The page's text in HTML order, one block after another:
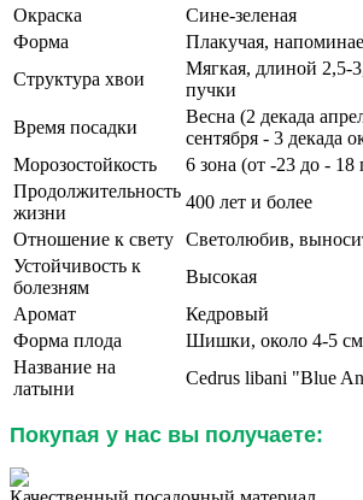
Окраска
Сине-зеленая
Форма
Плакучая,
Структура хвои
Мягкая, длиной 2,5-
пучки
Время посадки
Весна (2 декада
сентября - 3 декада
Морозостойкость
6 зона (от -23 до - 18
Продолжительность
жизни
400 лет и более
Отношение к свету Светолюбив,
Устойчивость к
болезням
Высокая
Аромат
Кедровый
Форма плода
Шишки, около 4-5
Название на
латыни
Cedrus libani
Покупая у нас вы получаете: